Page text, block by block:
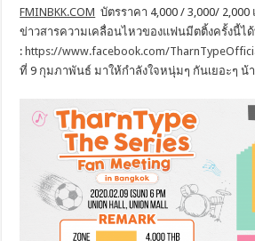
FMINBKK.COM บัตรราคา 4,000 / 3,000/ 2,000
ข่าวสารความเคลื่อนไหวของแฟนมีตติ้งครั้งนี้ได้
:https://www.facebook.com/
ที่9 กุมภาพันธ์ มาให้กำลังใจหนุ่มๆ กันเยอะๆ น้า